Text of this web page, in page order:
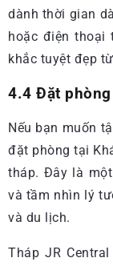
dành thời gian
hoặc điện thoại
khắc tuyệt đẹp
4.4 Đặt
Nếu bạn muốn
đặt phòng tại
tháp. Đây là
và tầm nhìn lý
và du lịch.
Tháp JR